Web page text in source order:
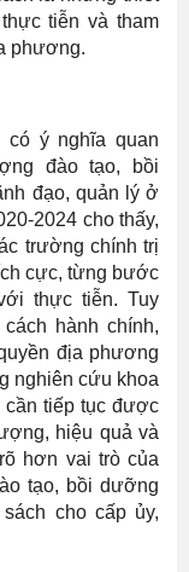
tiễn và tham
phương.
có ý nghĩa quan
đào tạo, bồi
đạo, quản lý ở
2024 cho thấy,
trường chính trị
cực, từng bước
thực tiễn. Tuy
hành chính,
địa phương
nghiên cứu khoa
cần tiếp tục được
hiệu quả và
hơn vai trò của
tạo, bồi dưỡng
cho cấp ủy,